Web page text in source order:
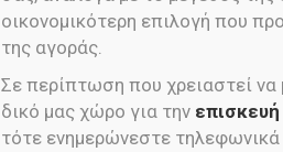
οικονομικότερη επιλογή που
της αγοράς.
Σε περίπτωση που χρειαστεί
δικό μας χώρο για την
τότε ενημερώνεστε